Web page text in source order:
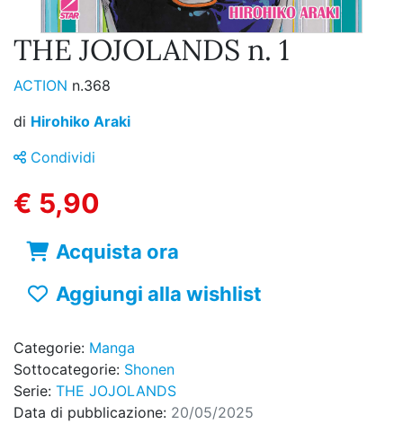
THE JOJOLANDS n. 1
ACTION n.368
di Hirohiko Araki
Condividi
€ 5,90
Acquista ora
Aggiungi alla wishlist
Categorie: Manga
Sottocategorie: Shonen
Serie: THE JOJOLANDS
Data di pubblicazione: 20/05/2025